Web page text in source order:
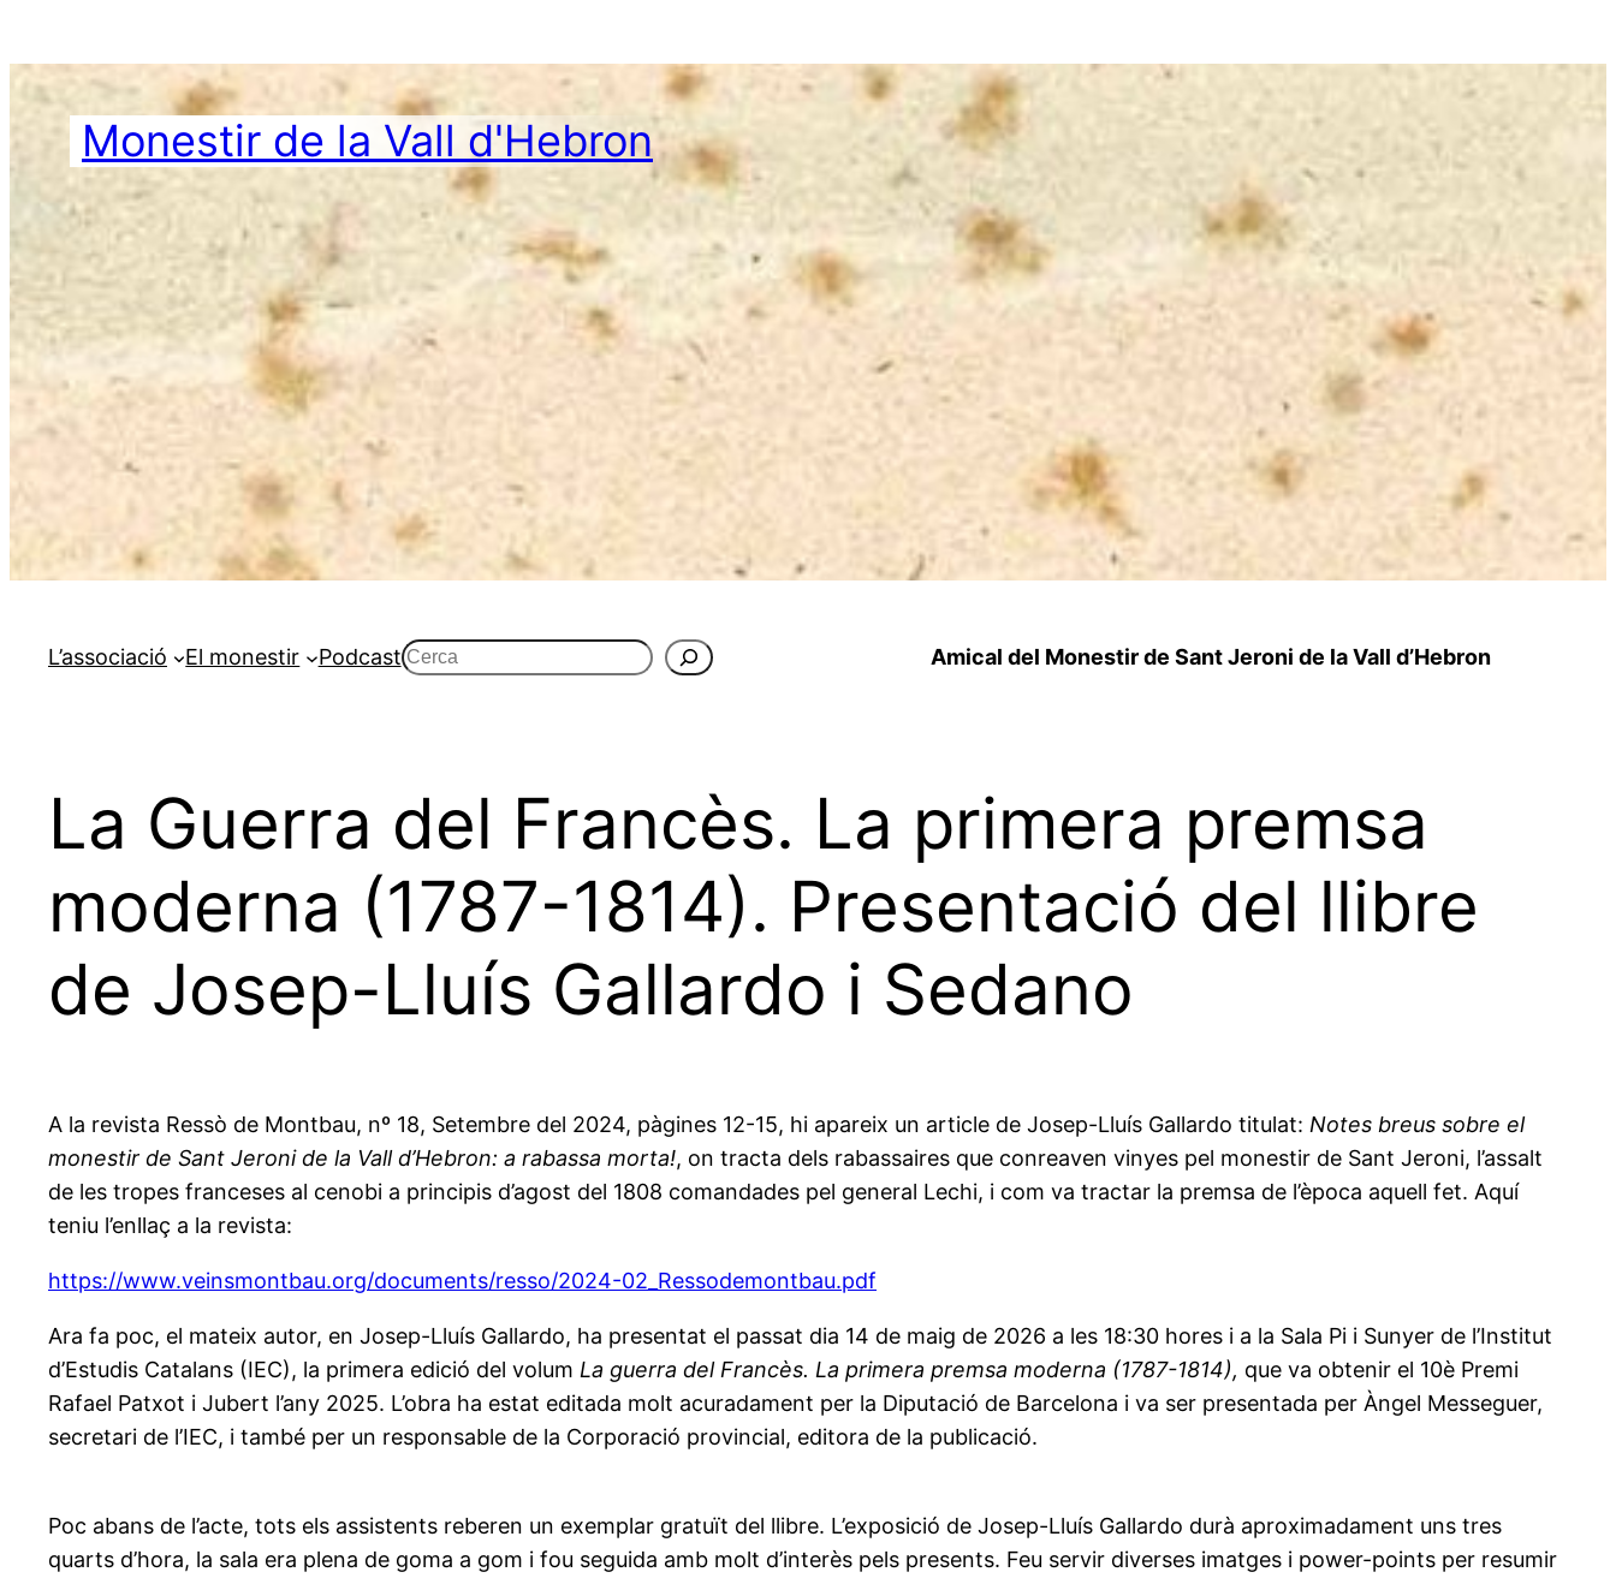
al
contingut
Monestir de la Vall d'Hebron
L’associació El monestir PodcastCerca Amical del Monestir de Sant Jeroni de la Vall d’Hebron
La Guerra del Francès. La primera premsa
moderna (1787-1814). Presentació del llibre
de Josep-Lluís Gallardo i Sedano
A la revista Ressò de Montbau, nº 18, Setembre del 2024, pàgines 12-15, hi apareix un article de Josep-Lluís Gallardo titulat: Notes breus sobre el
monestir de Sant Jeroni de la Vall d’Hebron: a rabassa morta!, on tracta dels rabassaires que conreaven vinyes pel monestir de Sant Jeroni, l’assalt
de les tropes franceses al cenobi a principis d’agost del 1808 comandades pel general Lechi, i com va tractar la premsa de l’època aquell fet. Aquí
teniu l’enllaç a la revista:
https://www.veinsmontbau.org/documents/resso/2024-02_Ressodemontbau.pdf
Ara fa poc, el mateix autor, en Josep-Lluís Gallardo, ha presentat el passat dia 14 de maig de 2026 a les 18:30 hores i a la Sala Pi i Sunyer de l’Institut
d’Estudis Catalans (IEC), la primera edició del volum La guerra del Francès. La primera premsa moderna (1787-1814), que va obtenir el 10è Premi
Rafael Patxot i Jubert l’any 2025. L’obra ha estat editada molt acuradament per la Diputació de Barcelona i va ser presentada per Àngel Messeguer,
secretari de l’IEC, i també per un responsable de la Corporació provincial, editora de la publicació.
Poc abans de l’acte, tots els assistents reberen un exemplar gratuït del llibre. L’exposició de Josep-Lluís Gallardo durà aproximadament uns tres
quarts d’hora, la sala era plena de goma a gom i fou seguida amb molt d’interès pels presents. Feu servir diverses imatges i power-points per resumir